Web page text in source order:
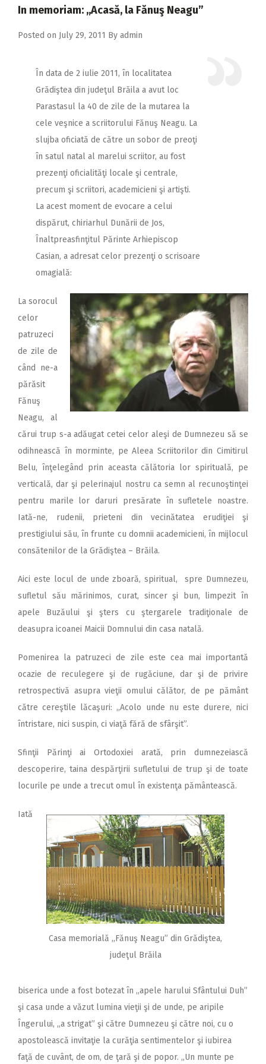
2018
In memoriam: ,,Acasă, la Fănuş Neagu”
Posted on July 29, 2011 By admin
În data de 2 iulie 2011, în localitatea
Grădiştea din judeţul Brăila a avut loc
Parastasul la 40 de zile de la mutarea la
cele veşnice a scriitorului Fănuş Neagu. La
slujba oficiată de către un sobor de preoţi
în satul natal al marelui scriitor, au fost
prezenţi oficialităţi locale şi centrale,
precum şi scriitori, academicieni şi artişti.
La acest moment de evocare a celui
dispărut, chiriarhul Dunării de Jos,
Înaltpreasfinţitul Părinte Arhiepiscop
Casian, a adresat celor prezenţi o scrisoare
omagială:
La sorocul
celor
patruzeci
de zile de
când ne-a
părăsit
Fănuş
Neagu, al
cărui trup s-a adăugat cetei celor aleşi de Dumnezeu să se
odihnească în morminte, pe Aleea Scriitorilor din Cimitirul
Belu, înţelegând prin aceasta călătoria lor spirituală, pe
verticală, dar şi pelerinajul nostru ca semn al recunoştinţei
pentru marile lor daruri presărate în sufletele noastre.
Iată-ne, rudenii, prieteni din vecinătatea erudiţiei şi
prestigiului său, în frunte cu domnii academicieni, în mijlocul
consătenilor de la Grădiştea – Brăila.
Aici este locul de unde zboară, spiritual, spre Dumnezeu,
sufletul său mărinimos, curat, sincer şi bun, limpezit în
apele Buzăului şi şters cu ştergarele tradiţionale de
deasupra icoanei Maicii Domnului din casa natală.
Pomenirea la patruzeci de zile este cea mai importantă
ocazie de reculegere şi de rugăciune, dar şi de privire
retrospectivă asupra vieţii omului călător, de pe pământ
către cereştile lăcaşuri: ,,Acolo unde nu este durere, nici
întristare, nici suspin, ci viaţă fără de sfârşit”.
Sfinţii Părinţi ai Ortodoxiei arată, prin dumnezeiască
descoperire, taina despărţirii sufletului de trup şi de toate
locurile pe unde a trecut omul în existenţa pământească.
Casa memorială ,,Fănuş Neagu” din Grădiştea,
judeţul Brăila
Iată
biserica unde a fost botezat în ,,apele harului Sfântului Duh”
şi casa unde a văzut lumina vieţii şi de unde, pe aripile
Îngerului, ,,a strigat” şi către Dumnezeu şi către noi, cu o
apostolească invitaţie la curăţia sentimentelor şi iubirea
faţă de cuvânt, de om, de ţară şi de popor. ,,Un munte pe